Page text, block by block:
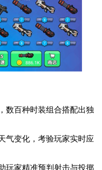
数百种时装组合搭配出独
气变化，考验玩家实时应
玩家精准预判射击与投掷